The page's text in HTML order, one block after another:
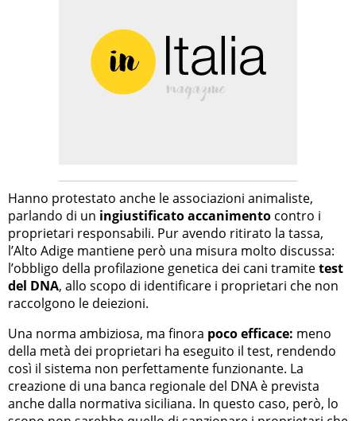
Hanno protestato anche le associazioni animaliste,
parlando di un ingiustificato accanimento contro i
proprietari responsabili. Pur avendo ritirato la tassa,
l’Alto Adige mantiene però una misura molto discussa:
l’obbligo della profilazione genetica dei cani tramitetest
del DNA, allo scopo di identificare i proprietari che non
raccolgono le deiezioni.
Una norma ambiziosa, ma finora poco efficace: meno
della metà dei proprietari ha eseguito il test, rendendo
così il sistema non perfettamente funzionante. La
creazione di una banca regionale del DNA è prevista
anche dalla normativa siciliana. In questo caso, però, lo